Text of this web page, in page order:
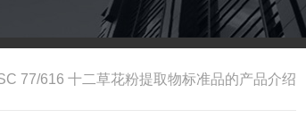
77/616 十二草花粉提取物标准品的产品介绍